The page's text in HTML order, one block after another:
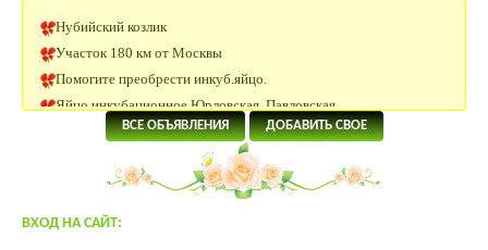
Нубийский козлик
Участок 180 км от Москвы
Помогите преобрести инкуб.яйцо.
Яйцо инкубационное Юрловская, Павловская
Продам молодых петухов Малинов Михелинская кукушка
Щенки тибетского мастифа
Инкубационное яйцо ROSS 308
Индейка от производителя
продам мясо кролика премиум класса
ВСЕ ОБЪЯВЛЕНИЯ ДОБАВИТЬ СВОЕ
ВХОД НА САЙТ: